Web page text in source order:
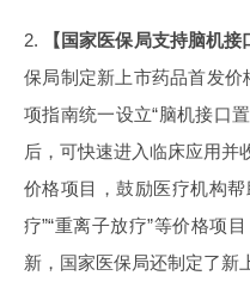
2. 【国家医保局支持脑机
保局制定新上市药品首发
项指南统一设立“脑机接口
后，可快速进入临床应用并
价格项目，鼓励医疗机构
疗”“重离子放疗”等价格项
新，国家医保局还制定了新